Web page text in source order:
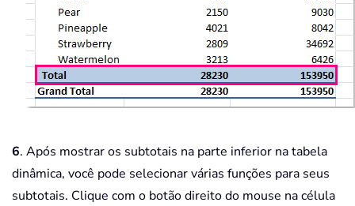
6. Após mostrar os subtotais na parte inferior na tabela
dinâmica, você pode selecionar várias funções para seus
subtotais. Clique com o botão direito do mouse na célula